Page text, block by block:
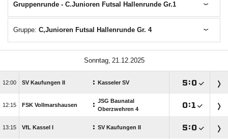
Gruppenrunde - C.Junioren Futsal Hallenrunde Gr.1
Gruppe: C,Junioren Futsal Hallenrunde Gr. 4
 
 SV Kaufungen II : Kasseler SV :
 FSK Vollmarshausen : JSG Baunatal
Oberzwehren 4
:
 VfL Kassel I : SV Kaufungen II :